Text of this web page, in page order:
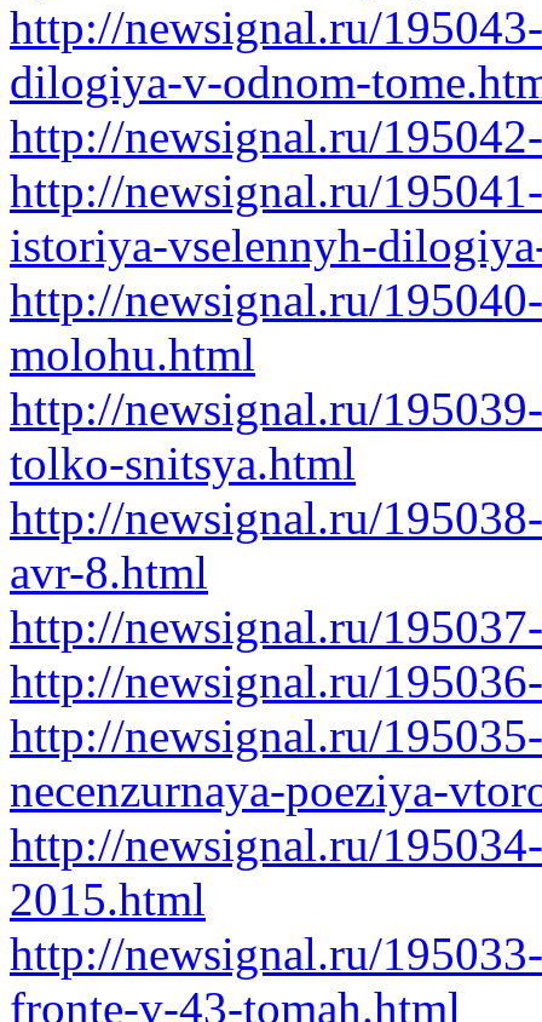
http://newsignal.ru/
dilogiya-v-odnom-
http://newsignal.ru/
http://newsignal.ru/
istoriya-vselennyh-
http://newsignal.ru/
molohu.html
http://newsignal.ru/
tolko-snitsya.html
http://newsignal.ru/
avr-8.html
http://newsignal.ru/
http://newsignal.ru/
http://newsignal.ru/
necenzurnaya-poeziya-
http://newsignal.ru/
2015.html
http://newsignal.ru/
fronte-v-43-tomah.html